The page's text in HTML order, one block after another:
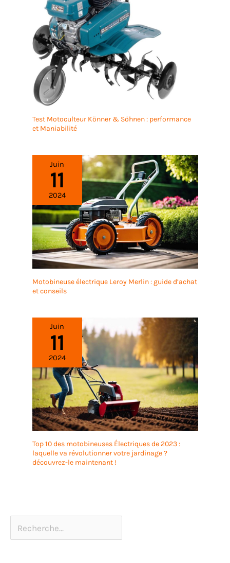
Test Motoculteur Könner & Söhnen : performance
et Maniabilité
Juin
11
2024
Motobineuse électrique Leroy Merlin : guide d’achat
et conseils
Juin
11
2024
Top 10 des motobineuses Électriques de 2023 :
laquelle va révolutionner votre jardinage ?
découvrez-le maintenant !